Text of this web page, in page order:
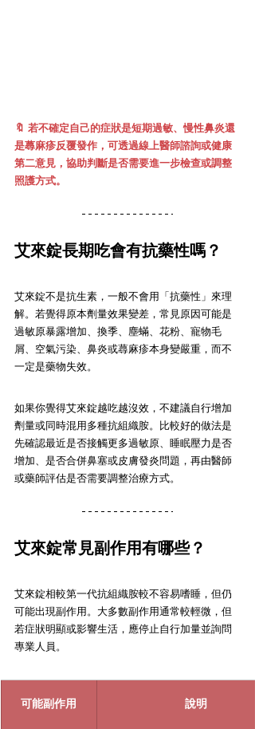
🔖 若不確定自己的症狀是短期過敏、慢性鼻炎還
是蕁麻疹反覆發作，可透過線上醫師諮詢或健康
第二意見，協助判斷是否需要進一步檢查或調整
照護方式。
艾來錠長期吃會有抗藥性嗎？
艾來錠不是抗生素，一般不會用「抗藥性」來理
解。若覺得原本劑量效果變差，常見原因可能是
過敏原暴露增加、換季、塵蟎、花粉、寵物毛
屑、空氣污染、鼻炎或蕁麻疹本身變嚴重，而不
一定是藥物失效。
如果你覺得艾來錠越吃越沒效，不建議自行增加
劑量或同時混用多種抗組織胺。比較好的做法是
先確認最近是否接觸更多過敏原、睡眠壓力是否
增加、是否合併鼻塞或皮膚發炎問題，再由醫師
或藥師評估是否需要調整治療方式。
艾來錠常見副作用有哪些？
艾來錠相較第一代抗組織胺較不容易嗜睡，但仍
可能出現副作用。大多數副作用通常較輕微，但
若症狀明顯或影響生活，應停止自行加量並詢問
專業人員。
可能副作用 說明